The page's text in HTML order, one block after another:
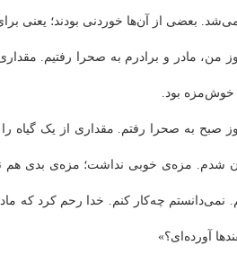
بعضی از آن‌ها خوردنی بودند؛‌ یعنی
من، مادر و برادرم به صحرا رفتیم. مقداری
خوش‌مزه بود.
صبح به صحرا رفتم. مقداری از یک گیاه
شدم. مزه‌ی خوبی نداشت؛ مزه‌ی بدی هم
نمی‌دانستم چه‌کار کنم. خدا رحم کرد که
آورده‌ای؟»